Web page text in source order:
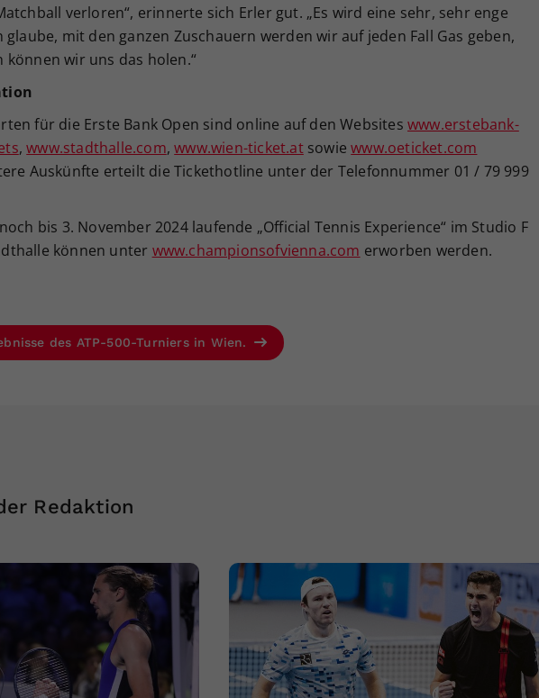
verloren“, erinnerte sich Erler gut. „Es wird eine sehr, sehr enge
glaube, mit den ganzen Zuschauern werden wir auf jeden Fall Gas geben,
wir uns das holen.“
für die Erste Bank Open sind online auf den Websites www.erstebank-
,www.stadthalle.com,www.wien-ticket.atsowiewww.oeticket.com
Auskünfte erteilt die Tickethotline unter der Telefonnummer 01 / 79 999
bis 3. November 2024 laufende „Official Tennis Experience“ im Studio F
können unter www.championsofvienna.com erworben werden.
des ATP-500-Turniers in Wien.
Redaktion